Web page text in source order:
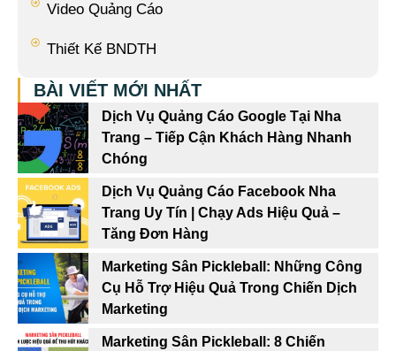
Video Quảng Cáo
Thiết Kế BNDTH
BÀI VIẾT MỚI NHẤT
Dịch Vụ Quảng Cáo Google Tại Nha
Trang – Tiếp Cận Khách Hàng Nhanh
Chóng
Dịch Vụ Quảng Cáo Facebook Nha
Trang Uy Tín | Chạy Ads Hiệu Quả –
Tăng Đơn Hàng
Marketing Sân Pickleball: Những Công
Cụ Hỗ Trợ Hiệu Quả Trong Chiến Dịch
Marketing
Marketing Sân Pickleball: 8 Chiến